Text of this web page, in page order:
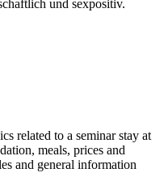
und sexpositiv.
related to a seminar stay at
meals, prices and
and general information